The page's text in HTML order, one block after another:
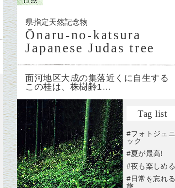
県指定天然記念物
Ōnaru-no-katsura
Japanese Judas tree
面河地区大成の集落近くに自生する
この桂は、株樹齢1…
Tag list
#フォトジェニ
ック
#夏が最高!
#夜も楽しめる
#日常を忘れる
旅